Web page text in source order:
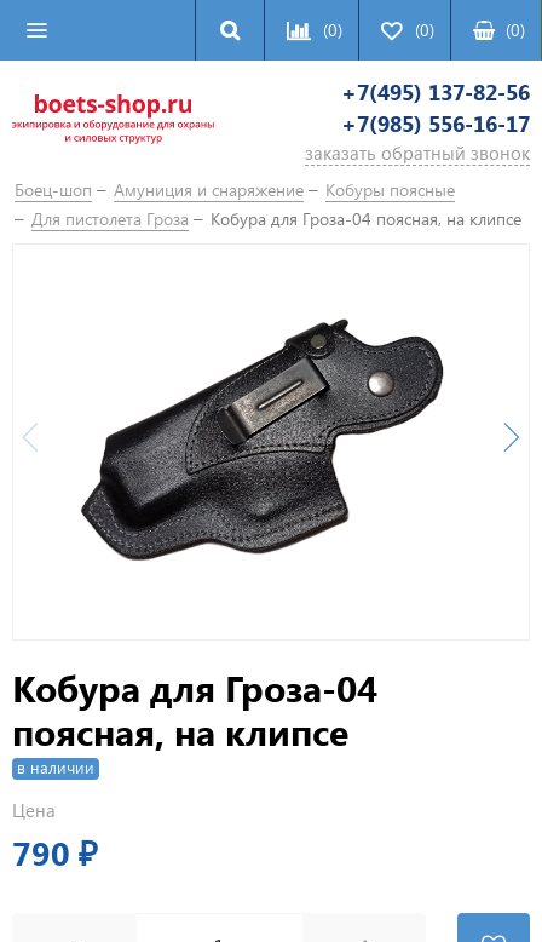
(0) (0) (0)
+7(495) 137-82-56
+7(985) 556-16-17
заказать обратный звонок
Боец-шоп Амуниция и снаряжение
Кобуры поясные
Для пистолета Гроза
Кобура для Гроза-04 поясная, на клипсе
Кобура для Гроза-04
поясная, на клипсе
в наличии
Цена
790 ₽